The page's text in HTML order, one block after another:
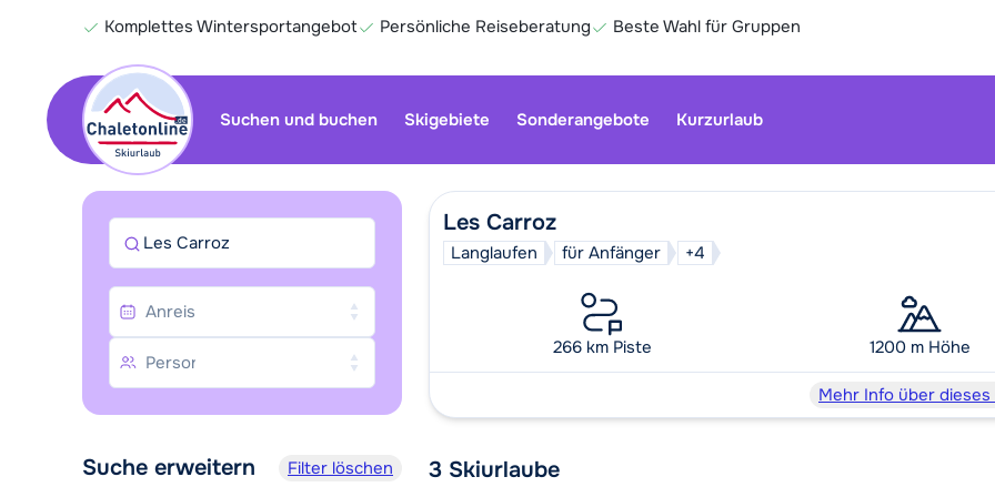
Komplettes Wintersportangebot Persönliche Reiseberatung Beste Wahl für Gruppen
Suchen und buchen Skigebiete Sonderangebote Kurzurlaub
Les Carroz
Langlaufen für Anfänger +4
266 km Piste 1200 m Höhe
Mehr Info über dieses
3 Skiurlaube
Les Carroz
Suche erweitern Filter löschen